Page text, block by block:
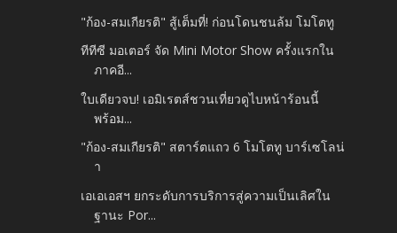
"ก้อง-สมเกียรติ" สู้เต็มที่! ก่อนโดนชนล้ม โมโตทู
ทีทีซี มอเตอร์ จัด Mini Motor Show ครั้งแรกใน
ภาคอี...
ใบเดียวจบ! เอมิเรตส์ชวนเที่ยวดูไบหน้าร้อนนี้
พร้อม...
"ก้อง-สมเกียรติ" สตาร์ตแถว 6 โมโตทู บาร์เซโลน่
า
เอเอเอสฯ ยกระดับการบริการสู่ความเป็นเลิศใน
ฐานะ Por...